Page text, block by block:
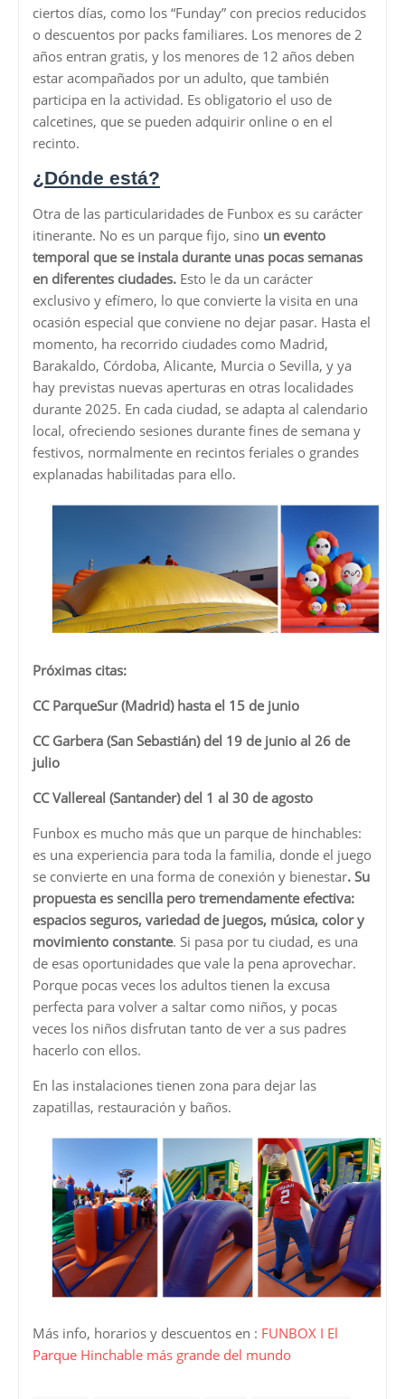
ciertos días, como los “Funday” con precios reducidos
o descuentos por packs familiares. Los menores de 2
años entran gratis, y los menores de 12 años deben
estar acompañados por un adulto, que también
participa en la actividad. Es obligatorio el uso de
calcetines, que se pueden adquirir online o en el
recinto.
¿Dónde está?
Otra de las particularidades de Funbox es su carácter
itinerante. No es un parque fijo, sino un evento
temporal que se instala durante unas pocas semanas
en diferentes ciudades. Esto le da un carácter
exclusivo y efímero, lo que convierte la visita en una
ocasión especial que conviene no dejar pasar. Hasta el
momento, ha recorrido ciudades como Madrid,
Barakaldo, Córdoba, Alicante, Murcia o Sevilla, y ya
hay previstas nuevas aperturas en otras localidades
durante 2025. En cada ciudad, se adapta al calendario
local, ofreciendo sesiones durante fines de semana y
festivos, normalmente en recintos feriales o grandes
explanadas habilitadas para ello.
Próximas citas:
CC ParqueSur (Madrid) hasta el 15 de junio
CC Garbera (San Sebastián) del 19 de junio al 26 de
julio
CC Vallereal (Santander) del 1 al 30 de agosto
Funbox es mucho más que un parque de hinchables:
es una experiencia para toda la familia, donde el juego
se convierte en una forma de conexión y bienestar. Su
propuesta es sencilla pero tremendamente efectiva:
espacios seguros, variedad de juegos, música, color y
movimiento constante. Si pasa por tu ciudad, es una
de esas oportunidades que vale la pena aprovechar.
Porque pocas veces los adultos tienen la excusa
perfecta para volver a saltar como niños, y pocas
veces los niños disfrutan tanto de ver a sus padres
hacerlo con ellos.
En las instalaciones tienen zona para dejar las
zapatillas, restauración y baños.
Más info, horarios y descuentos en : FUNBOX I El
Parque Hinchable más grande del mundo